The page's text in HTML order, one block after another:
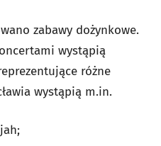
zabawy dożynkowe.
wystąpią
różne
wystąpią m.in.